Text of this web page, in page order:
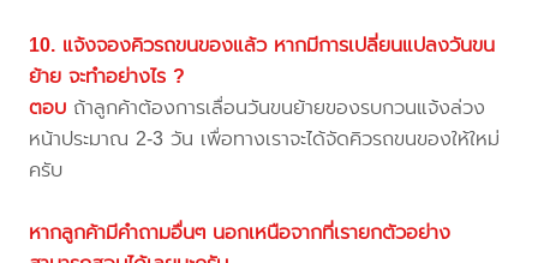
10. แจ้งจองคิวรถขนของแล้ว หากมีการเปลี่ยนแปลงวันขน
ย้าย จะทำอย่างไร ?
ตอบ ถ้าลูกค้าต้องการเลื่อนวันขนย้ายของรบกวนแจ้งล่วง
หน้าประมาณ 2-3 วัน เพื่อทางเราจะได้จัดคิวรถขนของให้ใหม่
ครับ
หากลูกค้ามีคำถามอื่นๆ นอกเหนือจากที่เรายกตัวอย่าง